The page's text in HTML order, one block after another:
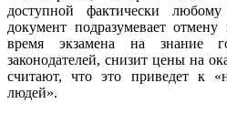
доступной фактически
документ подразумевает
время экзамена на знание
законодателей, снизит цены на
считают, что это приведет к
людей».